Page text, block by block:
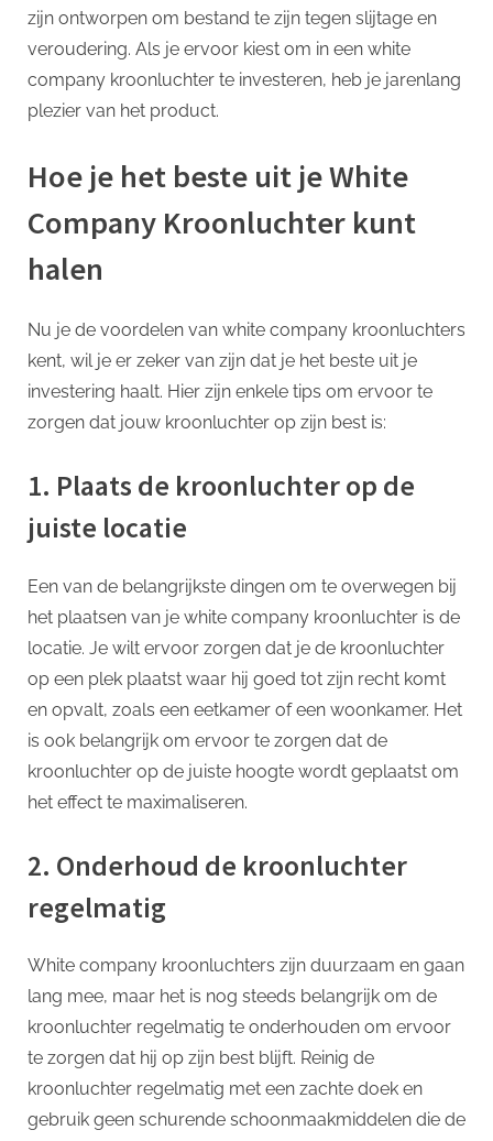
zijn ontworpen om bestand te zijn tegen slijtage en
veroudering. Als je ervoor kiest om in een white
company kroonluchter te investeren, heb je jarenlang
plezier van het product.
Hoe je het beste uit je White
Company Kroonluchter kunt
halen
Nu je de voordelen van white company kroonluchters
kent, wil je er zeker van zijn dat je het beste uit je
investering haalt. Hier zijn enkele tips om ervoor te
zorgen dat jouw kroonluchter op zijn best is:
1. Plaats de kroonluchter op de
juiste locatie
Een van de belangrijkste dingen om te overwegen bij
het plaatsen van je white company kroonluchter is de
locatie. Je wilt ervoor zorgen dat je de kroonluchter
op een plek plaatst waar hij goed tot zijn recht komt
en opvalt, zoals een eetkamer of een woonkamer. Het
is ook belangrijk om ervoor te zorgen dat de
kroonluchter op de juiste hoogte wordt geplaatst om
het effect te maximaliseren.
2. Onderhoud de kroonluchter
regelmatig
White company kroonluchters zijn duurzaam en gaan
lang mee, maar het is nog steeds belangrijk om de
kroonluchter regelmatig te onderhouden om ervoor
te zorgen dat hij op zijn best blijft. Reinig de
kroonluchter regelmatig met een zachte doek en
gebruik geen schurende schoonmaakmiddelen die de